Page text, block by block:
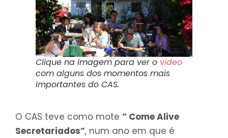
Clique na imagem para ver o vídeo
com alguns dos momentos mais
importantes do CAS.
O CAS teve como mote ” Come Alive
Secretariados”, num ano em que é